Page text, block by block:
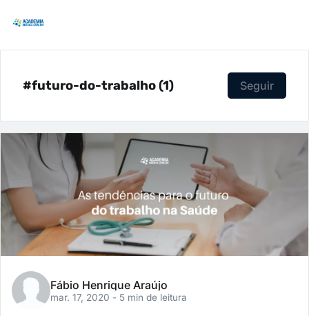
#futuro-do-trabalho (1) Seguir
Fábio Henrique Araújo
mar. 17, 2020 - 5 min de leitura